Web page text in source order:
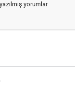
yorumlar